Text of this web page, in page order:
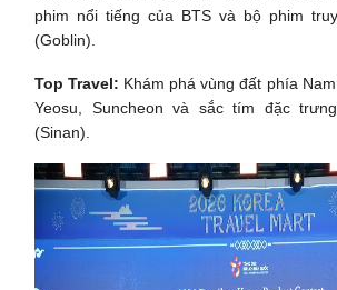
phim nổi tiếng của BTS và bộ phim
(Goblin).
Top Travel: Khám phá vùng đất phía
Yeosu, Suncheon và sắc tím đặc
(Sinan).